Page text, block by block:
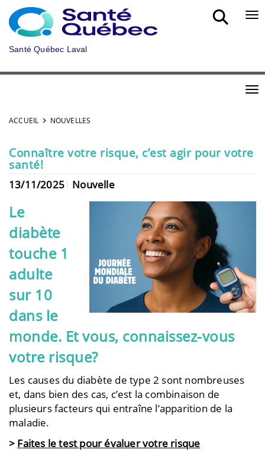
Aller au menu principal
Santé Québec Laval
ACCUEIL NOUVELLES
Connaître votre risque, c’est agir pour votre
santé!
13/11/2025 Nouvelle
Le
diabète
touche 1
adulte
sur 10
dans le
monde. Et vous, connaissez-vous
votre risque?
Les causes du diabète de type 2 sont nombreuses
et, dans bien des cas, c’est la combinaison de
plusieurs facteurs qui entraîne l’apparition de la
maladie.
> Faites le test pour évaluer votre risque